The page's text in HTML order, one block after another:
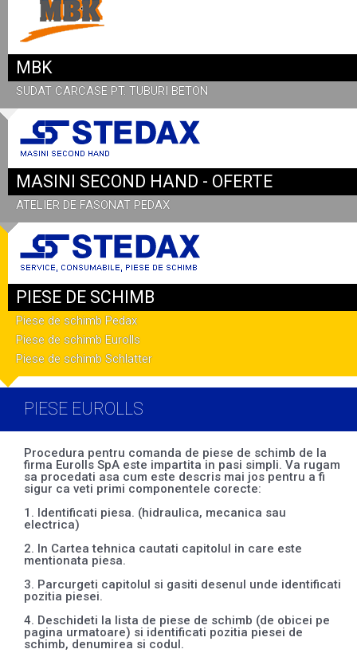
MBK
SUDAT CARCASE PT. TUBURI BETON
MASINI SECOND HAND - OFERTE
ATELIER DE FASONAT PEDAX
PIESE DE SCHIMB
Piese de schimb Pedax
Piese de schimb Eurolls
Piese de schimb Schlatter
PIESE EUROLLS
Procedura pentru comanda de piese de schimb de la
firma Eurolls SpA este impartita in pasi simpli. Va rugam
sa procedati asa cum este descris mai jos pentru a fi
sigur ca veti primi componentele corecte:
1. Identificati piesa. (hidraulica, mecanica sau
electrica)
2. In Cartea tehnica cautati capitolul in care este
mentionata piesa.
3. Parcurgeti capitolul si gasiti desenul unde identificati
pozitia piesei.
4. Deschideti la lista de piese de schimb (de obicei pe
pagina urmatoare) si identificati pozitia piesei de
schimb, denumirea si codul.